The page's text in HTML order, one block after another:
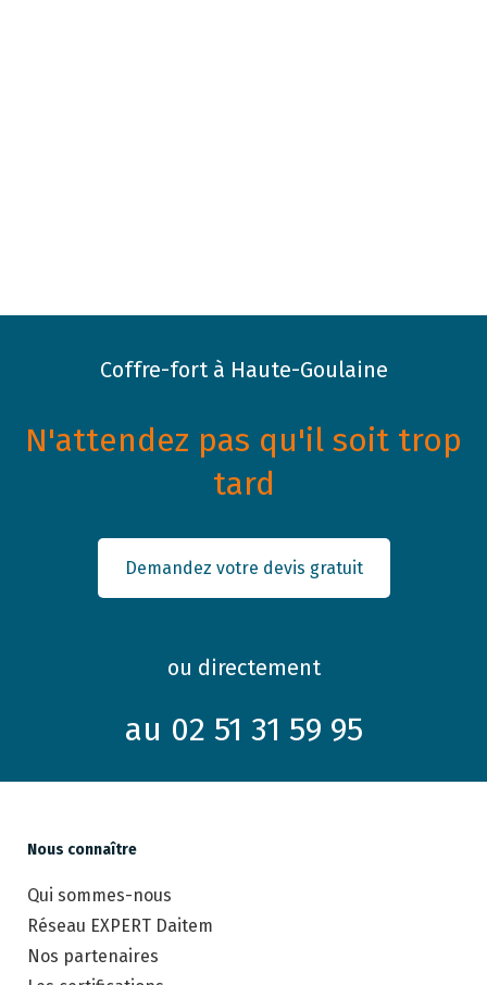
Coffre-fort à Haute-Goulaine
N'attendez pas qu'il soit trop
tard
Demandez votre devis gratuit
ou directement
au 02 51 31 59 95
Nous connaître
Qui sommes-nous
Réseau EXPERT Daitem
Nos partenaires